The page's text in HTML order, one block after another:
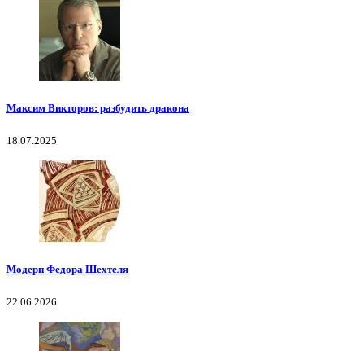
Максим Викторов: разбудить дракона
18.07.2025
Модерн Федора Шехтеля
22.06.2026